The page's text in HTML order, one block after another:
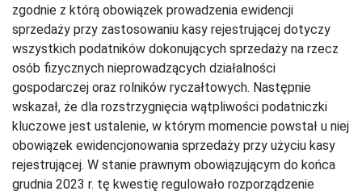
zgodnie z którą obowiązek prowadzenia ewidencji
sprzedaży przy zastosowaniu kasy rejestrującej dotyczy
wszystkich podatników dokonujących sprzedaży na rzecz
osób fizycznych nieprowadzących działalności
gospodarczej oraz rolników ryczałtowych. Następnie
wskazał, że dla rozstrzygnięcia wątpliwości podatniczki
kluczowe jest ustalenie, w którym momencie powstał u niej
obowiązek ewidencjonowania sprzedaży przy użyciu kasy
rejestrującej. W stanie prawnym obowiązującym do końca
grudnia 2023 r. tę kwestię regulowało rozporządzenie